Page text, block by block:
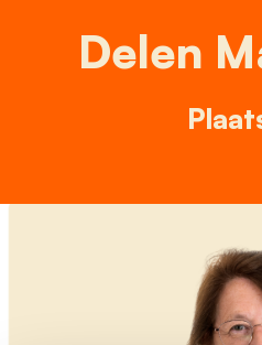
Delen